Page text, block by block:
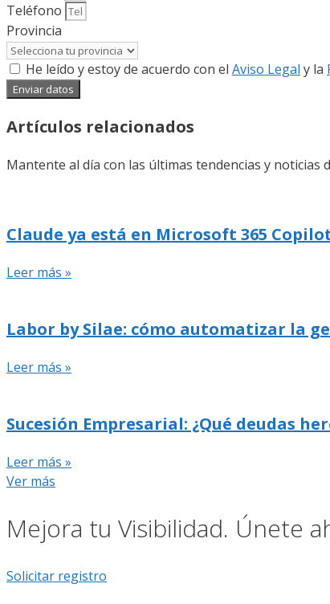
Teléfono
Provincia
He leído y estoy de acuerdo con el Aviso Legal y la
Enviar datos
Artículos relacionados
Mantente al día con las últimas tendencias y noticias
Claude ya está en Microsoft 365
Leer más »
Labor by Silae: cómo automatizar la
Leer más »
Sucesión Empresarial: ¿Qué deudas
Leer más »
Ver más
Mejora tu Visibilidad. Únete
Solicitar registro